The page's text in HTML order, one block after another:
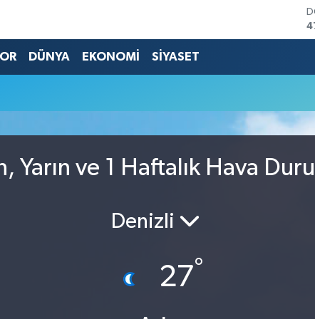
DÜNYA EKONOMİ SİYASET
Yarın ve 1 Haftalık Hava
Denizli
27°